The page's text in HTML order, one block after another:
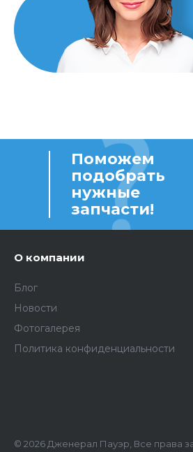
Поможем
подобрать
нужные
запчасти!
О компании
Блог
Новости
Фотогалерея
Политика конфиденциальности
© 2026 Дженерал Пауэр, Все права